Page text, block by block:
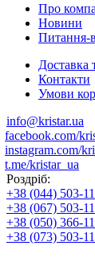
Про
Новини
Питання-
Доставка
Контакти
Умови
info@kristar.ua
facebook.com/
instagram.com/
t.me/kristar_ua
Роздріб:
+38 (044) 503-
+38 (067) 503-
+38 (050) 366-
+38 (073) 503-